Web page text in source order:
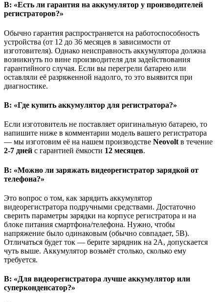
В: «Есть ли гарантия на аккумулятор у производителей
регистраторов?»
Обычно гарантия распространяется на работоспособность
устройства (от 12 до 36 месяцев в зависимости от
изготовителя). Однако неисправность аккумулятора должна
возникнуть по вине производителя для задействования
гарантийного случая. Если вы перегрели батарею или
оставляли её разряженной надолго, то это выявится при
диагностике.
В: «Где купить аккумулятор для регистратора?»
Если изготовитель не поставляет оригинальную батарею, то
напишите ниже в комментарии модель вашего регистратора
— мы изготовим её на нашем производстве Neovolt в течение
2-7 дней с гарантией ёмкости 12 месяцев.
В: «Можно ли заряжать видеорегистратор зарядкой от
телефона?»
Это вопрос о том, как зарядить аккумулятор
видеорегистратора подручными средствами. Достаточно
сверить параметры зарядки на корпусе регистратора и на
блоке питания смартфона/телефона. Нужно, чтобы
напряжение было одинаковым (обычно совпадает, 5В).
Отличаться будет ток — берите зарядник на 2А, допускается
чуть выше. Аккумулятор возьмёт столько, сколько ему
требуется.
В: «Для видеорегистратора лучше аккумулятор или
суперконденсатор?»